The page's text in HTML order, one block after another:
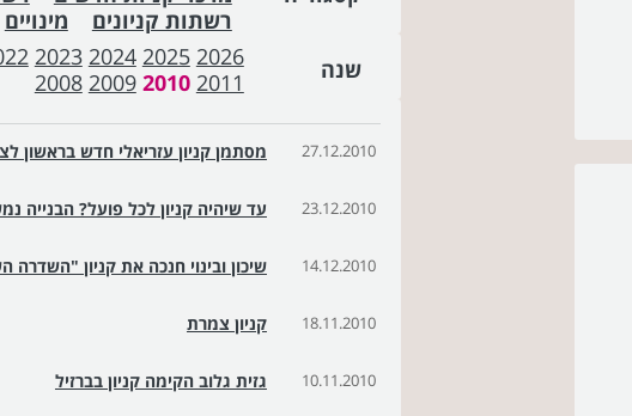
רשתות קניונים
מינויים
שנה
2026
2025
2024
2023
2011
2010
2009
2008
27.12.2010 מסתמן קניון עזריאלי חדש בראשון
23.12.2010 עד שיהיה קניון לכל פועל? הבנייה
14.12.2010 שיכון ובינוי חנכה את קניון
18.11.2010 קניון צמרת
10.11.2010 גזית גלוב הקימה קניון בברזיל